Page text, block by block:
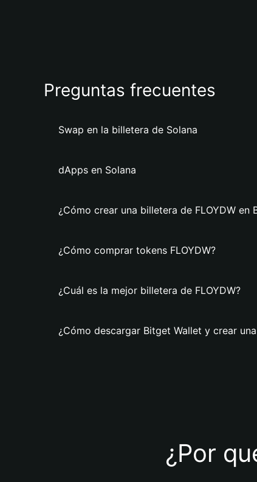
Preguntas frecuentes
Swap en la billetera de Solana
dApps en Solana
¿Cómo crear una billetera de FLOYDW en
¿Cómo comprar tokens FLOYDW?
¿Cuál es la mejor billetera de FLOYDW?
¿Cómo descargar Bitget Wallet y crear
¿Por